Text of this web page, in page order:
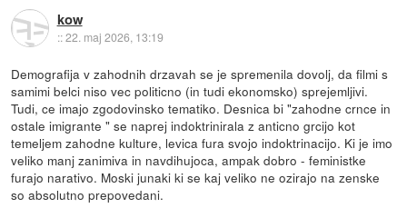
kow
::22. maj 2026, 13:19
Demografija v zahodnih drzavah se je spremenila dovolj, da filmi s
samimi belci niso vec politicno (in tudi ekonomsko) sprejemljivi.
Tudi, ce imajo zgodovinsko tematiko. Desnica bi "zahodne crnce in
ostale imigrante " se naprej indoktrinirala z anticno grcijo kot
temeljem zahodne kulture, levica fura svojo indoktrinacijo. Ki je imo
veliko manj zanimiva in navdihujoca, ampak dobro - feministke
furajo narativo. Moski junaki ki se kaj veliko ne ozirajo na zenske
so absolutno prepovedani.